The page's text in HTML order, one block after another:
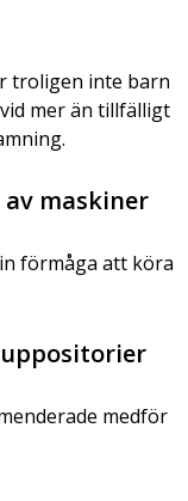
troligen inte barn
mer än tillfälligt
maskiner
förmåga att köra
medför